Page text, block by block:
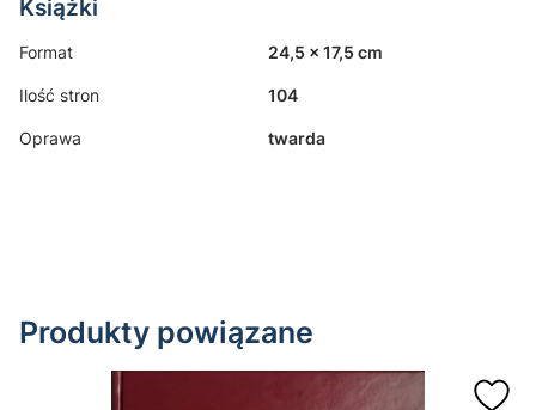
Książki
Format 24,5 x 17,5 cm
Ilość stron 104
Oprawa twarda
Produkty powiązane